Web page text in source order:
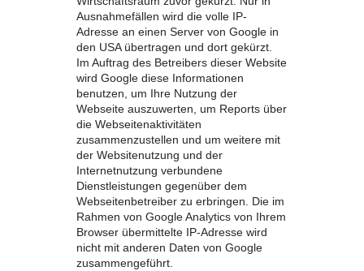
Ausnahmefällen wird die volle IP-
Adresse an einen Server von Google in
den USA übertragen und dort gekürzt.
Im Auftrag des Betreibers dieser Website
wird Google diese Informationen
benutzen, um Ihre Nutzung der
Webseite auszuwerten, um Reports über
die Webseitenaktivitäten
zusammenzustellen und um weitere mit
der Websitenutzung und der
Internetnutzung verbundene
Dienstleistungen gegenüber dem
Webseitenbetreiber zu erbringen. Die im
Rahmen von Google Analytics von Ihrem
Browser übermittelte IP-Adresse wird
nicht mit anderen Daten von Google
zusammengeführt.